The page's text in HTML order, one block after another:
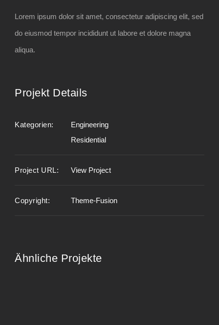
Lorem ipsum dolor sit amet, consectetur adipiscing elit, sed
do eiusmod tempor incididunt ut labore et dolore magna
aliqua.
Projekt Details
Kategorien:
Engineering
Residential
Project URL: View Project
Copyright: Theme-Fusion
Ähnliche Projekte